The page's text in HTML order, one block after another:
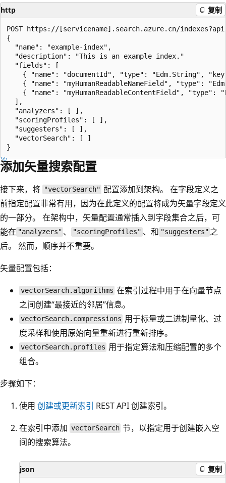
http 复制
POST https://[servicename].search.azure.cn/
{
  "name": "example-index",
  "description": "This is an example index."
  "fields": [
{ "name": "documentId", "type": "Edm.String",
{ "name": "myHumanReadableNameField", "type":
{ "name": "myHumanReadableContentField", "type":
  ],
  "analyzers": [ ],
  "scoringProfiles": [ ],
  "suggesters": [ ],
  "vectorSearch": [ ]
添加矢量搜索配置
接下来，将 "vectorSearch" 配置添加到架构。 在字段定义之
前指定配置非常有用，因为在此定义的配置将成为矢量字段定义
的一部分。 在架构中，矢量配置通常插入到字段集合之后，可
能在 "analyzers" 、 "scoringProfiles" 、和 "suggesters" 之
后。 然而，顺序并不重要。
矢量配置包括：
vectorSearch.algorithms 在索引过程中用于在向量节点
之间创建“最接近的邻居”信息。
vectorSearch.compressions 用于标量或二进制量化、过
度采样和使用原始向量重新进行重新排序。
vectorSearch.profiles 用于指定算法和压缩配置的多个
组合。
步骤如下：
使用 创建或更新索引 REST API 创建索引。
在索引中添加 vectorSearch 节，以指定用于创建嵌入空
间的搜索算法。
json 复制